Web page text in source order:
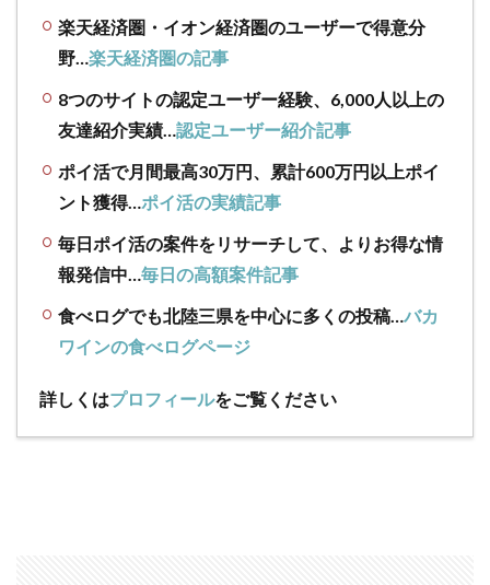
楽天経済圏・イオン経済圏のユーザーで得意分
野…楽天経済圏の記事
8つのサイトの認定ユーザー経験、6,000人以上の
友達紹介実績…認定ユーザー紹介記事
ポイ活で月間最高30万円、累計600万円以上ポイ
ント獲得…ポイ活の実績記事
毎日ポイ活の案件をリサーチして、よりお得な情
報発信中…毎日の高額案件記事
食べログでも北陸三県を中心に多くの投稿…バカ
ワインの食べログページ
詳しくはプロフィールをご覧ください